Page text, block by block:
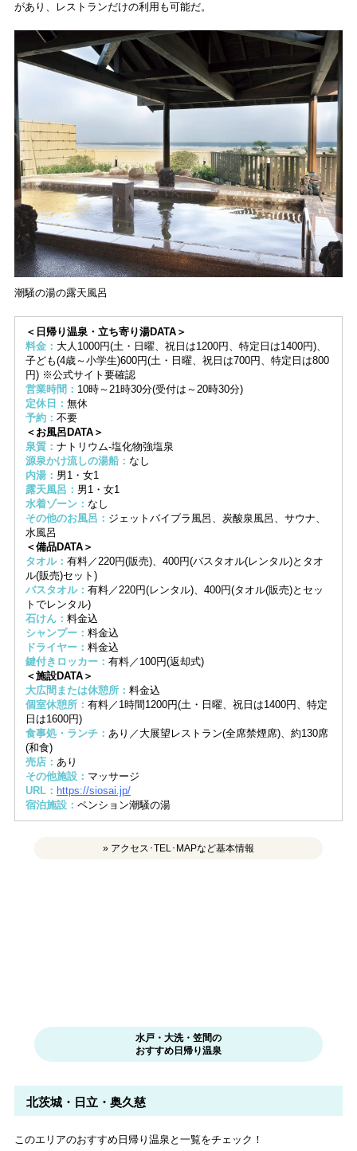
があり、レストランだけの利用も可能だ。
潮騒の湯の露天風呂
＜日帰り温泉・立ち寄り湯DATA＞
料金： 大人1000円(土・日曜、祝日は1200円、特定日は1400円)、
子ども(4歳～小学生)600円(土・日曜、祝日は700円、特定日は800
円) ※公式サイト要確認
営業時間： 10時～21時30分(受付は～20時30分)
定休日： 無休
予約： 不要
＜お風呂DATA＞
泉質： ナトリウム-塩化物強塩泉
源泉かけ流しの湯船： なし
内湯： 男1・女1
露天風呂： 男1・女1
水着ゾーン： なし
その他のお風呂： ジェットバイブラ風呂、炭酸泉風呂、サウナ、
水風呂
＜備品DATA＞
タオル： 有料／220円(販売)、400円(バスタオル(レンタル)とタオ
ル(販売)セット)
バスタオル： 有料／220円(レンタル)、400円(タオル(販売)とセッ
トでレンタル)
石けん： 料金込
シャンプー： 料金込
ドライヤー： 料金込
鍵付きロッカー： 有料／100円(返却式)
＜施設DATA＞
大広間または休憩所： 料金込
個室休憩所： 有料／1時間1200円(土・日曜、祝日は1400円、特定
日は1600円)
食事処・ランチ： あり／大展望レストラン(全席禁煙席)、約130席
(和食)
売店： あり
その他施設： マッサージ
URL： https://siosai.jp/
宿泊施設： ペンション潮騒の湯
» アクセス･TEL･MAPなど基本情報
水戸・大洗・笠間の
おすすめ日帰り温泉
北茨城・日立・奥久慈
このエリアのおすすめ日帰り温泉と一覧をチェック！